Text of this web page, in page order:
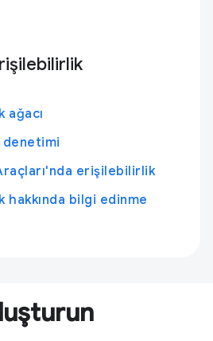
ağacı
erişilebilirlik
hakkında bilgi edinme